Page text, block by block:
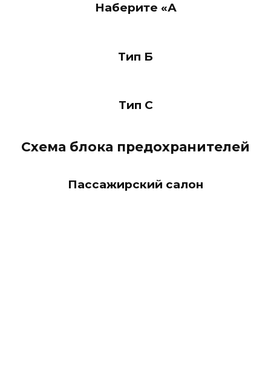
Наберите «А
Тип Б
Тип С
Схема блока предохранителей
Пассажирский салон